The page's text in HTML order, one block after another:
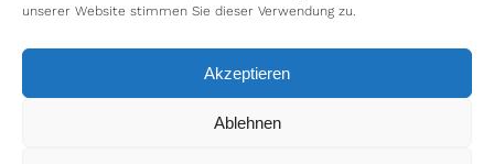
unserer Website stimmen Sie dieser Verwendung zu.
Akzeptieren
Ablehnen
© 2026 Bundesministerium für Arbeit,